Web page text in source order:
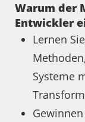
Warum der
Entwickler
Lernen
Systeme